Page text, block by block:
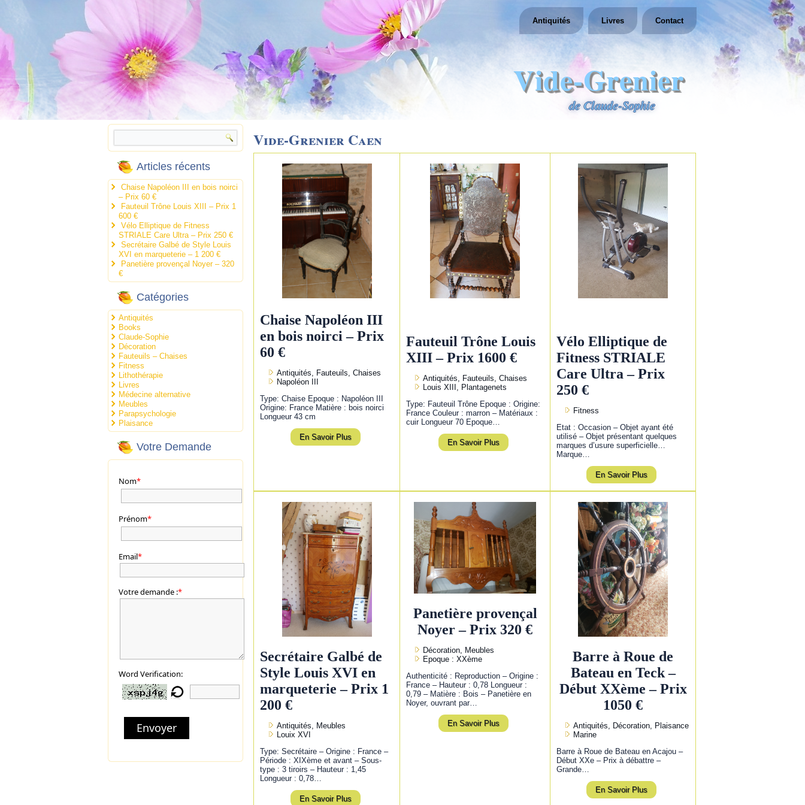
Vide-Grenier
de Claude-Sophie
Antiquités Livres Contact
Articles récents
Chaise Napoléon III en bois noirci
– Prix 60 €
Fauteuil Trône Louis XIII – Prix 1
600 €
Vélo Elliptique de Fitness
STRIALE Care Ultra – Prix 250 €
Secrétaire Galbé de Style Louis
XVI en marqueterie – 1 200 €
Panetière provençal Noyer – 320
€
Catégories
Antiquités
Books
Claude-Sophie
Décoration
Fauteuils – Chaises
Fitness
Lithothérapie
Livres
Médecine alternative
Meubles
Parapsychologie
Plaisance
Votre Demande
Nom*
Prénom*
Email*
Votre demande :*
Word Verification:
Envoyer
Vide-Grenier Caen
Chaise Napoléon III
en bois noirci – Prix
60 €
Antiquités, Fauteuils, Chaises
Napoléon III
Type: Chaise Epoque : Napoléon III
Origine: France Matière : bois noirci
Longueur 43 cm
En Savoir Plus
Fauteuil Trône Louis
XIII – Prix 1600 €
Antiquités, Fauteuils, Chaises
Louis XIII, Plantagenets
Type: Fauteuil Trône Epoque : Origine:
France Couleur : marron – Matériaux :
cuir Longueur 70 Epoque…
En Savoir Plus
Vélo Elliptique de
Fitness STRIALE
Care Ultra – Prix
250 €
Fitness
Etat : Occasion – Objet ayant été
utilisé – Objet présentant quelques
marques d’usure superficielle…
Marque…
En Savoir Plus
Secrétaire Galbé de
Style Louis XVI en
marqueterie – Prix 1
200 €
Antiquités, Meubles
Louix XVI
Type: Secrétaire – Origine : France –
Période : XIXème et avant – Sous-
type : 3 tiroirs – Hauteur : 1,45
Longueur : 0,78…
En Savoir Plus
Panetière provençal
Noyer – Prix 320 €
Décoration, Meubles
Epoque : XXème
Authenticité : Reproduction – Origine :
France – Hauteur : 0,78 Longueur :
0,79 – Matière : Bois – Panetière en
Noyer, ouvrant par…
En Savoir Plus
Barre à Roue de
Bateau en Teck –
Début XXème – Prix
1050 €
Antiquités, Décoration, Plaisance
Marine
Barre à Roue de Bateau en Acajou –
Début XXe – Prix à débattre –
Grande…
En Savoir Plus